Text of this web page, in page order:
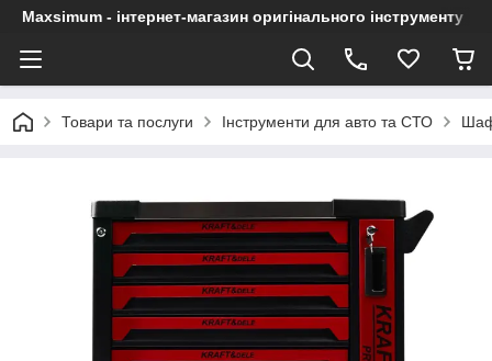
Maxsimum - інтернет-магазин оригінального інструменту
Товари та послуги Інструменти для авто та СТО